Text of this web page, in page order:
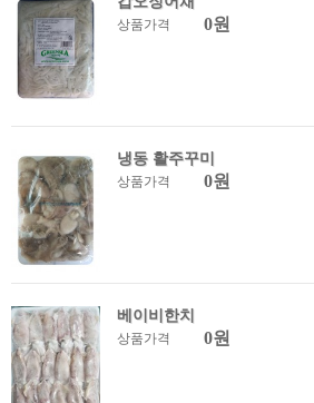
상품가격 0원
냉동 활주꾸미
상품가격 0원
베이비한치
상품가격 0원